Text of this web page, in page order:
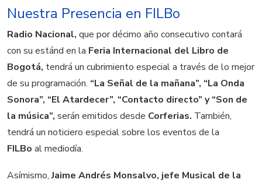
Nuestra Presencia en FILBo
Radio Nacional, que por décimo año consecutivo contará
con su estánd en la Feria Internacional del Libro de
Bogotá, tendrá un cubrimiento especial a través de lo mejor
de su programación. “La Señal de la mañana”, “La Onda
Sonora”, “El Atardecer”, “Contacto directo” y “Son de
la música”, serán emitidos desde Corferias. También,
tendrá un noticiero especial sobre los eventos de la
FILBo al mediodía.
Asímismo,Jaime Andrés Monsalvo, jefe Musical de la